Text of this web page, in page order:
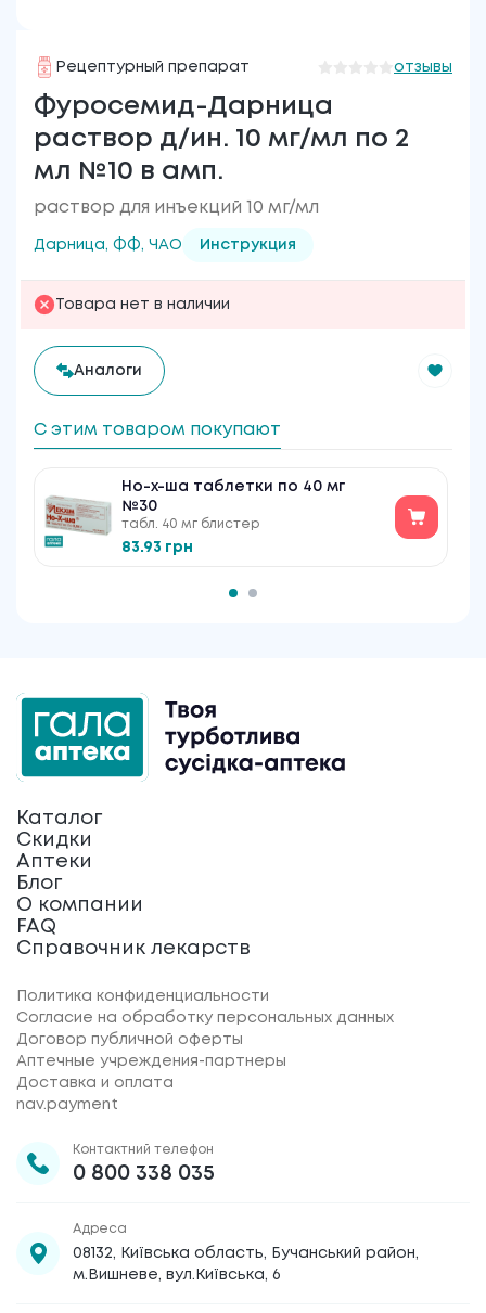
Рецептурный препарат отзывы
Фуросемид-Дарница
раствор д/ин. 10 мг/мл по 2
мл №10 в амп.
раствор для инъекций 10 мг/мл
Дарница, ФФ, ЧАО Инструкция
Товара нет в наличии
Аналоги
С этим товаром покупают
Но-х-ша таблетки по 40 мг
№30
табл. 40 мг блистер
83.93 грн
Каталог
Скидки
Аптеки
Блог
О компании
FAQ
Справочник лекарств
Политика конфиденциальности
Согласие на обработку персональных данных
Договор публичной оферты
Аптечные учреждения-партнеры
Доставка и оплата
nav.payment
Контактний телефон
0 800 338 035
Адреса
08132, Київська область, Бучанський район,
м.Вишневе, вул.Київська, 6